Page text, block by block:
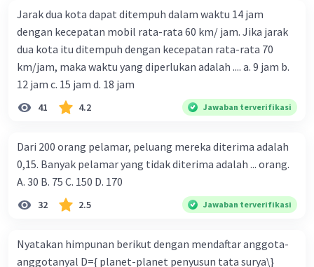
Jarak dua kota dapat ditempuh dalam waktu 14 jam
dengan kecepatan mobil rata-rata 60 km/ jam. Jika jarak
dua kota itu ditempuh dengan kecepatan rata-rata 70
km/jam, maka waktu yang diperlukan adalah .... a. 9 jam b.
12 jam c. 15 jam d. 18 jam
41 4.2 Jawaban terverifikasi
Dari 200 orang pelamar, peluang mereka diterima adalah
0,15. Banyak pelamar yang tidak diterima adalah ... orang.
A. 30 B. 75 C. 150 D. 170
32 2.5 Jawaban terverifikasi
Nyatakan himpunan berikut dengan mendaftar anggota-
anggotanyal D={ planet-planet penyusun tata surya\}